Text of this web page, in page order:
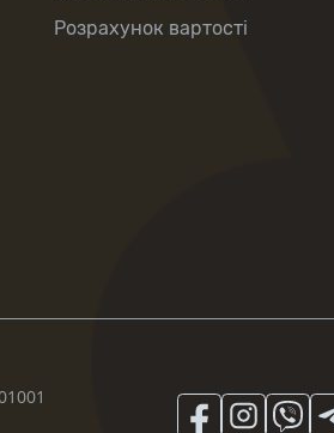
Розрахунок вартості